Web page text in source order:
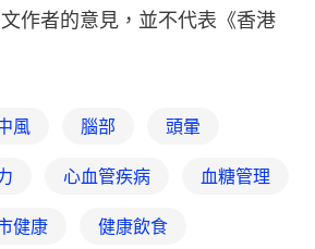
文作者的意見，並不代表《香港
風 腦部 頭暈
心血管疾病 血糖管理
健康 健康飲食